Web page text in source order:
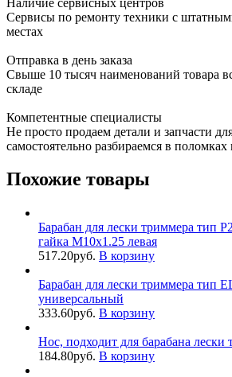
Сервисы по ремонту техники с
местах
Отправка в день заказа
Свыше 10 тысяч наименований товара
складе
Компетентные специалисты
Не просто продаем детали и запчасти
самостоятельно разбираемся в
Похожие товары
Барабан для лески триммера тип
гайка М10х1.25 левая
517.20руб. В корзину
Барабан для лески триммера тип
универсальный
333.60руб. В корзину
Нос, подходит для барабана лески
184.80руб. В корзину